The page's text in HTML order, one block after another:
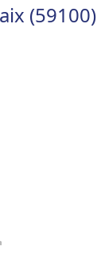
(59100)